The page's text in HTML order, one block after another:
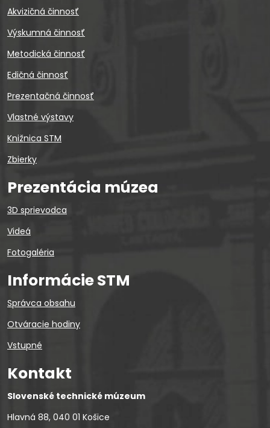
Akvizičná činnosť
Výskumná činnosť
Metodická činnosť
Edičná činnosť
Prezentačná činnosť
Vlastné výstavy
Knižnica STM
Zbierky
Prezentácia múzea
3D sprievodca
Videá
Fotogaléria
Informácie STM
Správca obsahu
Otváracie hodiny
Vstupné
Kontakt
Slovenské technické múzeum
Hlavná 88, 040 01 Košice